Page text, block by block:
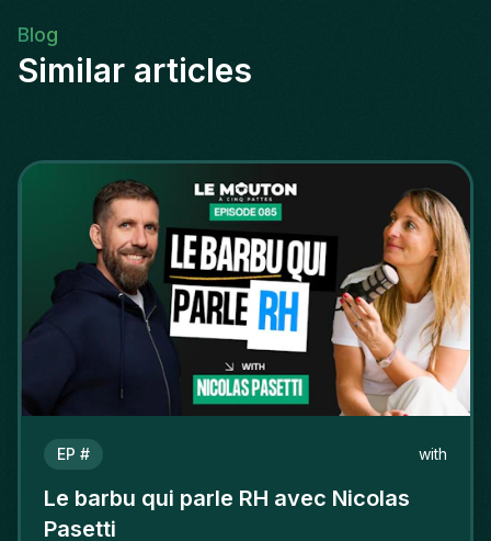
Blog
Similar articles
EP # with
Le barbu qui parle RH avec Nicolas
Pasetti